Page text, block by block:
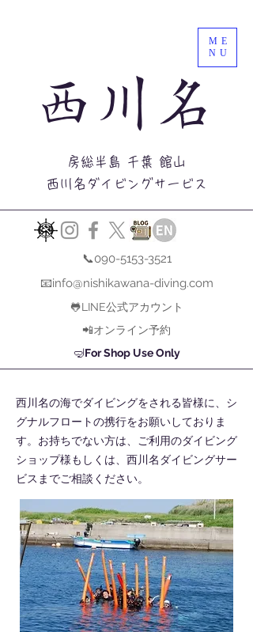
房総半島 千葉 館山
西川名ダイビングサービス
西川名
📞090-5153-3521
📧info@nishikawana-diving.com
🐸LINE公式アカウント
📲オンライン予約
🤿For Shop Use Only
ME
NU
​西川名の海でダイビングをされる皆様に、シ
グナルフロートの携行をお願いしておりま
す。お持ちでない方は、ご利用のダイビング
ショップ様もしくは、西川名ダイビングサー
ビスまでご相談ください。